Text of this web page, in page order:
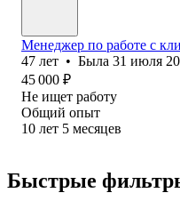
Менеджер по работе с
47 лет • Была 31 июля
45 000 ₽
Не ищет работу
Общий опыт
10 лет 5 месяцев
Быстрые